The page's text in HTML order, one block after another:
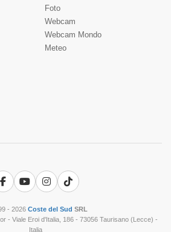
Foto
Webcam
Webcam Mondo
Meteo
Facebook
YouTubeInstagram
TikTok
- 2026 Coste del Sud SRL
- Viale Eroi d'Italia, 186 - 73056 Taurisano (Lecce) -
Italia